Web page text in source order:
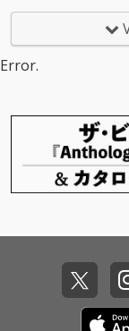
ュンペイが参
え、アートワ
内外で活躍す
トレーター／
のRyu Okubo
ている。
Error.